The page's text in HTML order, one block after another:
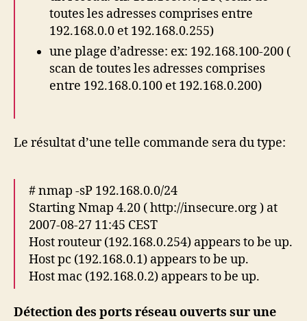
toutes les adresses comprises entre
192.168.0.0 et 192.168.0.255)
une plage d’adresse: ex: 192.168.100-200 (
scan de toutes les adresses comprises
entre 192.168.0.100 et 192.168.0.200)
Le résultat d’une telle commande sera du type:
# nmap -sP 192.168.0.0/24
Starting Nmap 4.20 ( http://insecure.org ) at
2007-08-27 11:45 CEST
Host routeur (192.168.0.254) appears to be up.
Host pc (192.168.0.1) appears to be up.
Host mac (192.168.0.2) appears to be up.
Détection des ports réseau ouverts sur une